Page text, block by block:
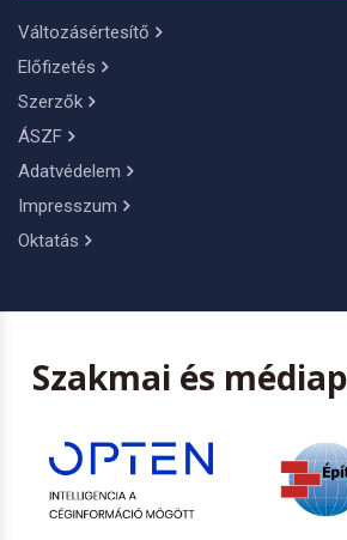
Változásértesítő
Előfizetés
Szerzők
ÁSZF
Adatvédelem
Impresszum
Oktatás
Szakmai és